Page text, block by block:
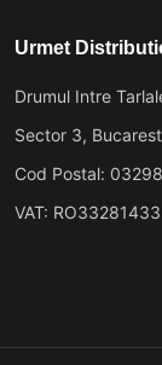
Urmet
Drumul Intre
Sector 3,
Cod Postal:
VAT: RO33281433